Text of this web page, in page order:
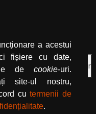
a acestui
fișiere cu date,
de cookie-uri.
site-ul nostru,
cutermenii de
.
pe butonul de abonare.